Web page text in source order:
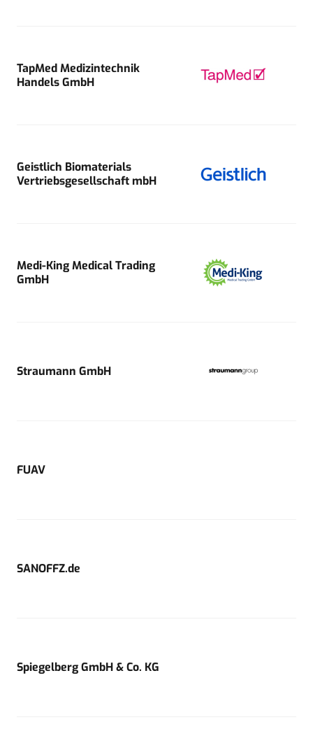
TapMed Medizintechnik
Handels GmbH
Geistlich Biomaterials
Vertriebsgesellschaft mbH
Medi-King Medical Trading
GmbH
Straumann GmbH
FUAV
SANOFFZ.de
Spiegelberg GmbH & Co. KG